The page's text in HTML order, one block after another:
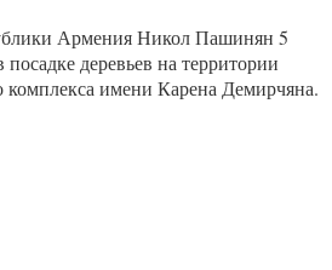
Армения Никол Пашинян 5
деревьев на территории
имени Карена Демирчяна.